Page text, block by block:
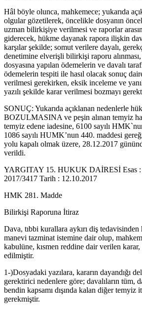
Hâl böyle olunca, mahkemece; yukarıda
olgular gözetilerek, öncelikle dosyanın
uzman bilirkişiye verilmesi ve raporlar
giderecek, hükme dayanak rapora ilişkin
karşılar şekilde; somut verilere dayalı,
denetimine elverişli bilirkişi raporu alınması,
dosyasına yapılan ödemelerin ve davalı
ödemelerin tespiti ile hasıl olacak sonuç
verilmesi gerekirken, eksik inceleme ve
yazılı şekilde karar verilmesi bozmayı
SONUÇ: Yukarıda açıklanan nedenlerle
BOZULMASINA ve peşin alınan temyiz
temyiz edene iadesine, 6100 sayılı
1086 sayılı HUMK’nun 440. maddesi
yolu kapalı olmak üzere, 28.12.2017
verildi.
YARGITAY 15. HUKUK DAİRESİ Esas :
2017/3417 Tarih : 12.10.2017
HMK 281. Madde
Bilirkişi Raporuna İtiraz
Dava, tıbbi kurallara aykırı diş
manevi tazminat istemine dair olup,
kabulüne, kısmen reddine dair verilen
edilmiştir.
1-)Dosyadaki yazılara, kararın dayandığı
gerektirici nedenlere göre; davalıların tüm,
bendin kapsamı dışında kalan diğer temyiz
gerekmiştir.